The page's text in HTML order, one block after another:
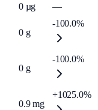
0 µg —
0 g
-100.0%
0 g
-100.0%
0.9 mg
+1025.0%